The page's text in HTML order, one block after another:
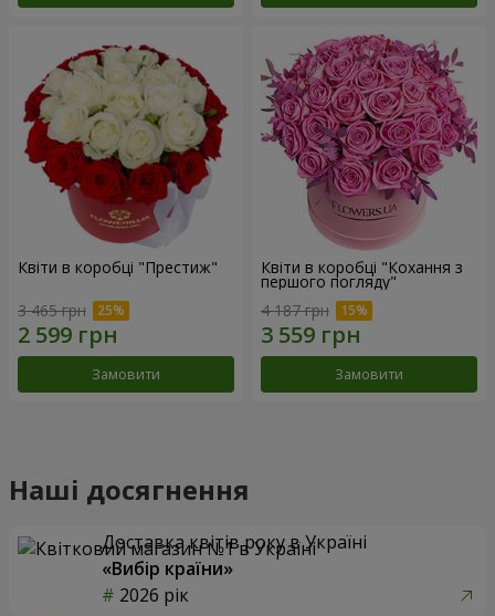
Квіти в коробці "Престиж"
3 465 грн
Замовити
Квіти в коробці "Кохання з
першого погляду"
4 187 грн
Замовити
Наші досягнення
Доставка квітів року в Україні
«Вибір країни»
2026 рік